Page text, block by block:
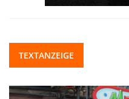
TEXTANZEIGE